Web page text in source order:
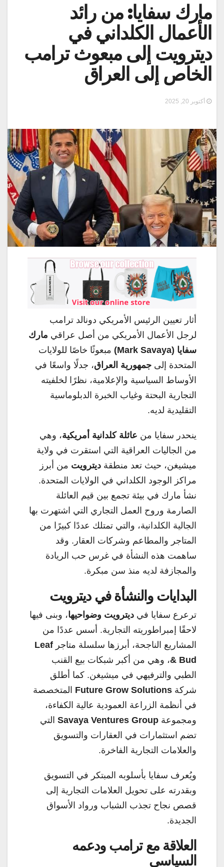
مارك سفايا: من رائد
الأعمال الكلداني في
ديترويت إلى مبعوث ترامب
الخاص إلى العراق
أكتوبر 20, 2025
أثار تعيين الرئيس الأمريكي دونالد ترامب
لرجل الأعمال الأمريكي من أصل عراقي مارك
سفايا (Mark Savaya)
مبعوثًا خاصًا للولايات
المتحدة إلى جمهورية العراق، جدلًا واسعًا في
الأوساط السياسية والإعلامية، نظرًا لخلفيته
التجارية البحتة وغياب الخبرة الدبلوماسية
التقليدية لديه.
ينحدر سفايا من عائلة كلدانية أمريكية، وهي
من الجاليات العراقية التي استقرت في ولاية
ميشيغن، حيث تعد منطقة ديترويت من أبرز
مراكز الوجود الكلداني في الولايات المتحدة.
نشأ مارك في بيئة تجمع بين قيم العائلة
الصارمة وروح العمل التجاري التي اشتهرت بها
الجالية الكلدانية، والتي تمتلك عددًا كبيرًا من
المتاجر والمطاعم وشركات العقار. وقد
ساهمت هذه النشأة في غرس حب الريادة
والمجازفة لديه منذ سن مبكرة.
البدايات والنشأة في ديترويت
ترعرع سفايا في ديترويت وضواحيها، وبنى فيها
لاحقًا إمبراطوريته التجارية. أسس عددًا من
المشاريع الناجحة، أبرزها سلسلة متاجر Leaf
& Bud، وهي من أكبر شبكات بيع القنب
الطبي والترفيهي في ميشيغن. كما أطلق
شركة Future Grow Solutions المتخصصة
في أنظمة الزراعة العمودية عالية الكفاءة،
ومجموعة Savaya Ventures Group التي
تضم استثمارات في العقارات والتسويق
والعلامات التجارية الفاخرة.
ويُعرف سفايا بأسلوبه المبتكر في التسويق
وبقدرته على تحويل العلامات التجارية إلى
قصص نجاح تجذب الشباب ورواد الأسواق
الجديدة.
العلاقة مع ترامب ودعمه
السياسي